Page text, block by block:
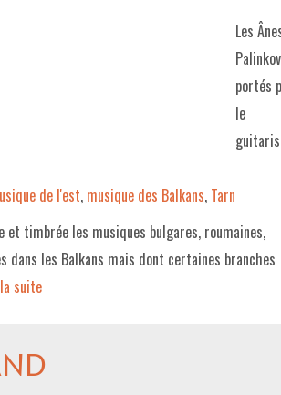
de l'est, musique des Balkans, Tarn
Les
portés
le
timbrée les musiques bulgares, roumaines,
dans les Balkans mais dont certaines branches
suite­­